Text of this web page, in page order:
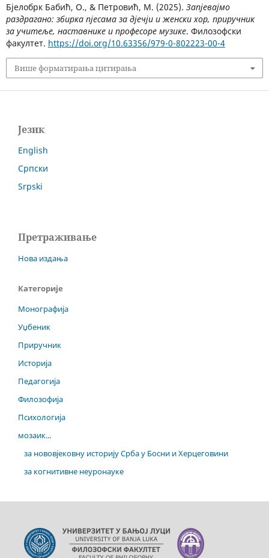
Бјелобрк Бабић, О., & Петровић, М. (2025). Запјевајмо
раздрагано: збирка пјесама за дјечји и женски хор, приручник
за учитеље, наставнике и професоре музике. Филозофски
факултет. https://doi.org/10.63356/979-0-802223-00-4
Више форматирања цитирања
Језик
English
Српски
Srpski
Претраживање
Нова издања
Категорије
Монографија
Уџбеник
Приручник
Историја
Педагогија
Филозофија
Психологија
мозаик...
за нововјековну историју Срба у Босни и Херцеговини
за когнитивне неуронауке